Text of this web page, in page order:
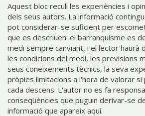
Aquest bloc recull les experiències i
dels seus autors. La informació
pot considerar-se suficient per
que es descriuen: el barranquisme es
medi sempre canviant, i el lector haurà
les condicions del medi, les previsions
seus coneixements tècnics, la seva
pròpies limitacions a l'hora de valorar
cada descens. L'autor no es fa
conseqüències que puguin derivar-se
informació que apareix aquí.